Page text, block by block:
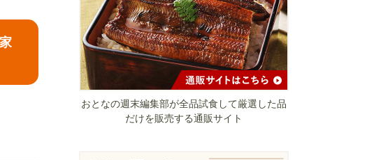
おとなの週末編集部が全品試食して厳選した品
だけを販売する通販サイト